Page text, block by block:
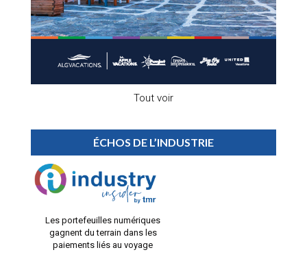
Tout voir
ÉCHOS DE L’INDUSTRIE
Les portefeuilles numériques
gagnent du terrain dans les
paiements liés au voyage